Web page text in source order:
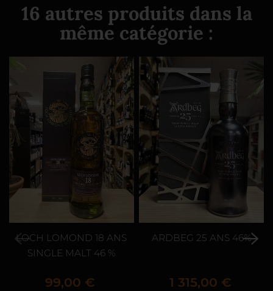
16 autres produits dans la
même catégorie :
LOCH LOMOND 18 ANS
SINGLE MALT 46 %
Prix
99,00 €
ARDBEG 25 ANS 46%
Prix
1 315,00 €